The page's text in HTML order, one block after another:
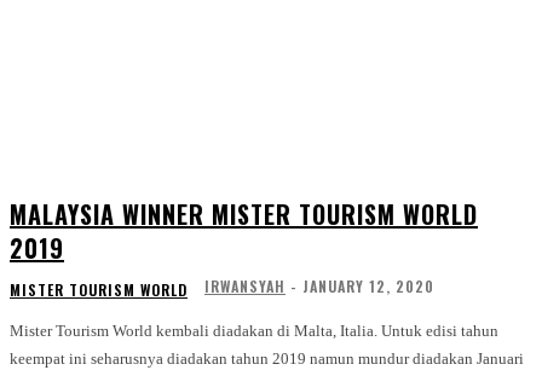
MALAYSIA WINNER MISTER TOURISM WORLD
2019
MISTER TOURISM WORLD IRWANSYAH - JANUARY 12, 2020
Mister Tourism World kembali diadakan di Malta, Italia. Untuk edisi tahun
keempat ini seharusnya diadakan tahun 2019 namun mundur diadakan Januari